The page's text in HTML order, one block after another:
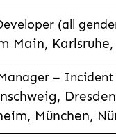
(all
Main,
–
München,